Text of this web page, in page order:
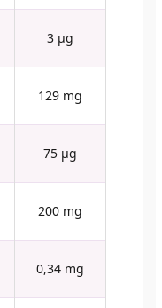
3 µg
129 mg
75 µg
200 mg
0,34 mg